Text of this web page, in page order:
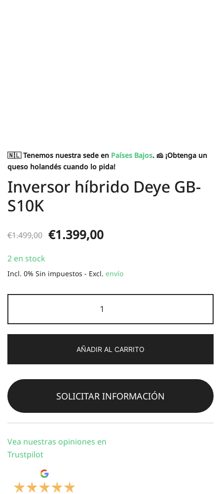
🇳🇱 Tenemos nuestra sede en Países Bajos. 🧀 ¡Obtenga un
queso holandés cuando lo pida!
Inversor híbrido Deye GB-
S10K
€1.499,00 El
original
era:
€1.499,00.
€1.399,00El
actual
es:
2 en stock
Incl. 0% Sin impuestos - Excl. envío
S10K
inverter
cantidad
AÑADIR AL CARRITO
SOLICITAR INFORMACIÓN
Vea nuestras opiniones en
Trustpilot